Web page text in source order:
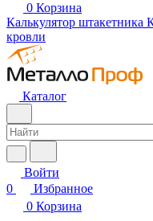
0 Корзина
Калькулятор штакетника
кровли
Каталог
Войти
0
Избранное
0 Корзина